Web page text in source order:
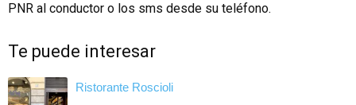
PNR al conductor o los sms desde su teléfono.
Te puede interesar
Ristorante Roscioli